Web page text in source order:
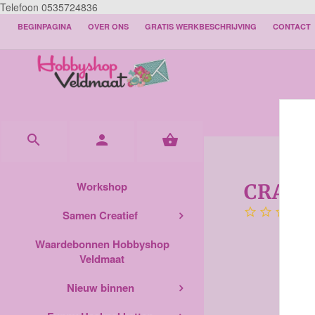
Telefoon 0535724836
BEGINPAGINA OVER ONS GRATIS WERKBESCHRIJVING CONTACT
  
Workshop
Samen Creatief
Waardebonnen Hobbyshop
Veldmaat
Nieuw binnen